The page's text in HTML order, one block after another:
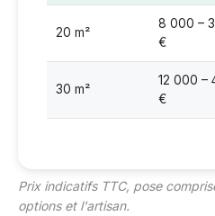
20 m²
8 000 –
€
30 m²
12 000 –
€
Prix indicatifs TTC, pose
options et l'artisan.